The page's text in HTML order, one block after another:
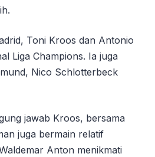
Toni Kroos dan Antonio
Liga Champions. Ia juga
Nico Schlotterbeck
jawab Kroos, bersama
juga bermain relatif
Anton menikmati